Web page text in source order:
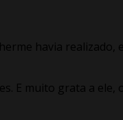
havia realizado,
E muito grata a